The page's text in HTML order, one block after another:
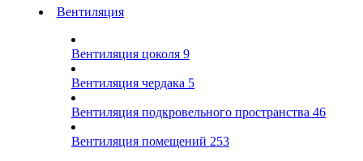
Вентиляция
Вентиляция цоколя 9
Вентиляция чердака 5
Вентиляция подкровельного пространства 46
Вентиляция помещений 253